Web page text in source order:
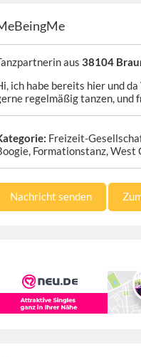
aus 38104
ich habe bereits hier und
regelmäßig tanzen, und
Freizeit-
Formationstanz, West
Nachricht senden